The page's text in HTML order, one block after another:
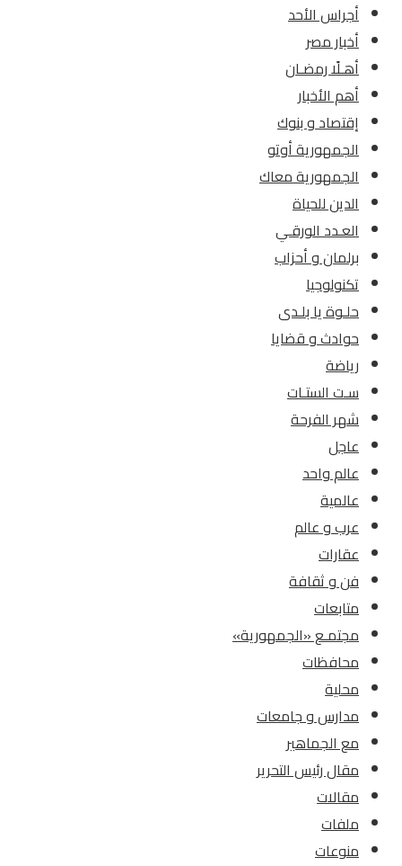
أجراس الأحد
أخبار مصر
أهـلًا رمضـان
أهم الأخبار
إقتصاد و بنوك
الجمهورية أوتو
الجمهورية معاك
الدين للحياة
العـدد الورقـي
برلمان و أحزاب
تكنولوجيا
حلـوة يا بلـدى
حوادث و قضايا
رياضة
سـت الستـات
شهر الفرحة
عاجل
عالم واحد
عالمية
عرب و عالم
عقارات
فن و ثقافة
متابعات
مجتمـع «الجمهورية»
محافظات
محلية
مدارس و جامعات
مع الجماهير
مقال رئيس التحرير
مقالات
ملفات
منوعات